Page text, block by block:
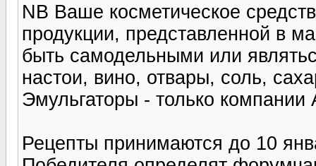
NB Ваше косметическое
продукции, представленной в
быть самодельными или
настои, вино, отвары, соль,
Эмульгаторы - только компании
Рецепты принимаются до 10